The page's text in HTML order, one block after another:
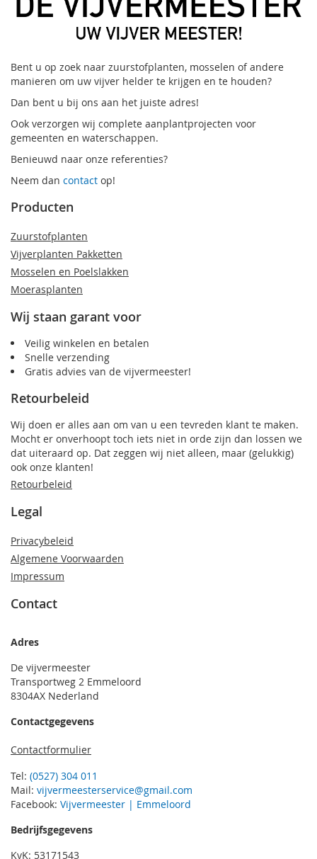
Bent u op zoek naar zuurstofplanten, mosselen of andere
manieren om uw vijver helder te krijgen en te houden?
Dan bent u bij ons aan het juiste adres!
Ook verzorgen wij complete aanplantprojecten voor
gemeenten en waterschappen.
Benieuwd naar onze referenties?
Neem dan contact op!
Producten
Zuurstofplanten
Vijverplanten Pakketten
Mosselen en Poelslakken
Moerasplanten
Wij staan garant voor
Veilig winkelen en betalen
Snelle verzending
Gratis advies van de vijvermeester!
Retourbeleid
Wij doen er alles aan om van u een tevreden klant te maken.
Mocht er onverhoopt toch iets niet in orde zijn dan lossen we
dat uiteraard op. Dat zeggen wij niet alleen, maar (gelukkig)
ook onze klanten!
Retourbeleid
Legal
Privacybeleid
Algemene Voorwaarden
Impressum
Contact
Adres
De vijvermeester
Transportweg 2 Emmeloord
8304AX Nederland
Contactgegevens
Contactformulier
Tel: (0527) 304 011
Mail: vijvermeesterservice@gmail.com
Facebook: Vijvermeester | Emmeloord
Bedrijfsgegevens
KvK: 53171543